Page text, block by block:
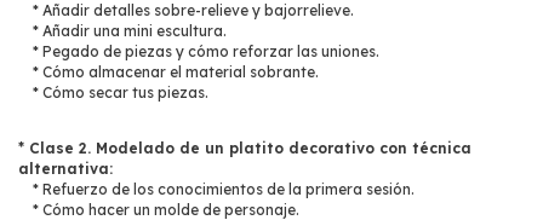
* Añadir detalles sobre-relieve y bajorrelieve.
* Añadir una mini escultura.
* Pegado de piezas y cómo reforzar las uniones.
* Cómo almacenar el material sobrante.
* Cómo secar tus piezas.
* Clase 2. Modelado de un platito decorativo con técnica
alternativa:
* Refuerzo de los conocimientos de la primera sesión.
* Cómo hacer un molde de personaje.